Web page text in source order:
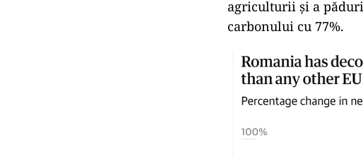
agriculturii și a
carbonului cu 77%.